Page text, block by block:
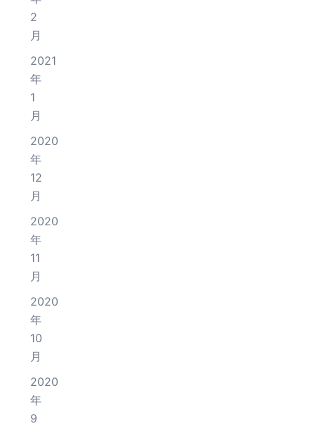
2
月
2021
年
1
月
2020
年
12
月
2020
年
11
月
2020
年
10
月
2020
年
9